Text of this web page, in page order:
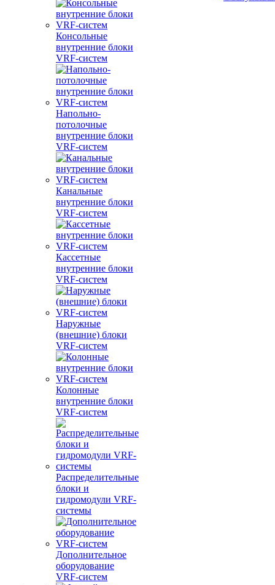
Консольные
внутренние блоки
VRF-систем
Напольно-
потолочные
внутренние блоки
VRF-систем
Канальные
внутренние блоки
VRF-систем
Кассетные
внутренние блоки
VRF-систем
Наружные
(внешние) блоки
VRF-систем
Колонные
внутренние блоки
VRF-систем
Распределительные
блоки и
гидромодули VRF-
системы
Дополнительное
оборудование
VRF-систем